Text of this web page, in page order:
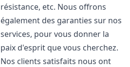
résistance, etc. Nous offrons
également des garanties sur nos
services, pour vous donner la
paix d'esprit que vous cherchez.
Nos clients satisfaits nous ont